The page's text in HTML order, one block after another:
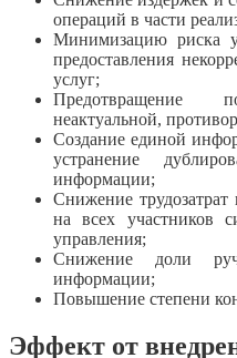
операций в части
Минимизацию риска
предоставления
услуг;
Предотвращение
неактуальной,
Создание единой
устранение
информации;
Снижение
на всех участников
управления;
Снижение доли
информации;
Повышение степени
Эффект от